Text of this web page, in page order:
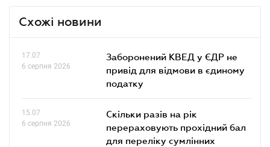
Схожі новини
17.07
6 серпня 2026
Заборонений КВЕД у ЄДР не
привід для відмови в єдиному
податку
15.07
6 серпня 2026
Скільки разів на рік
перераховують прохідний бал
для переліку сумлінних